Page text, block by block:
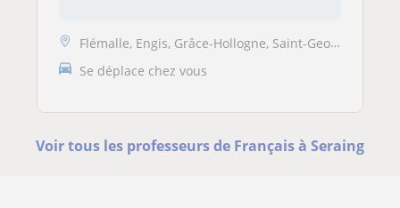
Flémalle, Engis, Grâce-Hollogne, Saint-Georges-sur-Meuse, Seraing, Fex...
Se déplace chez vous
Voir tous les professeurs de Français à Seraing